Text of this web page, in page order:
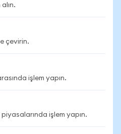
çevirin.
işlem yapın.
işlem yapın.